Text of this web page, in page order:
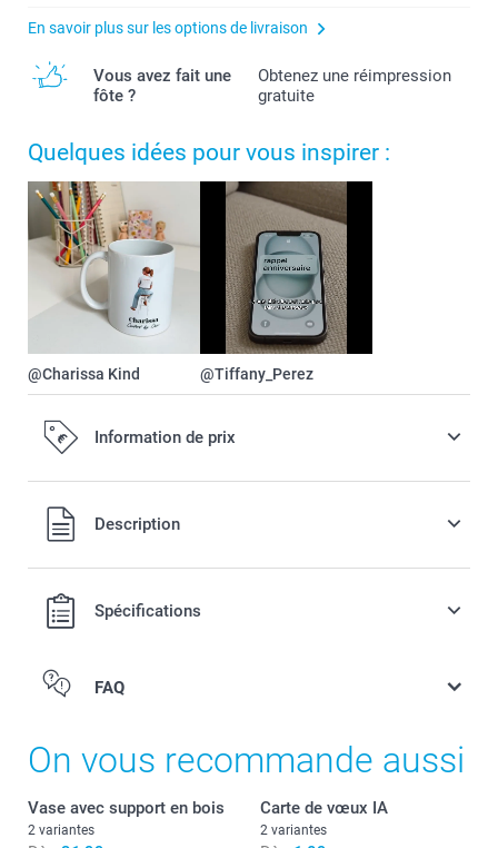
En savoir plus sur les options de livraison
Vous avez fait une
fôte ?
Obtenez une réimpression
gratuite
Quelques idées pour vous inspirer :
@Charissa Kind @Tiffany_Perez
Information de prix
Tous les prix sont en EURO (€), TVA incluse et hors frais de
port.
Description
Spécifications
Quel est le format exact de mon poster ?
FAQ
On vous recommande aussi
Vase avec support en bois
2 variantes
Carte de vœux IA
2 variantes